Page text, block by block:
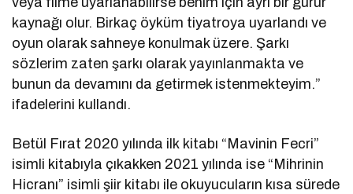
kaynağı olur. Birkaç öyküm tiyatroya uyarlandı ve
oyun olarak sahneye konulmak üzere. Şarkı
sözlerim zaten şarkı olarak yayınlanmakta ve
bunun da devamını da getirmek istenmekteyim.”
ifadelerini kullandı.
Betül Fırat 2020 yılında ilk kitabı “Mavinin Fecri”
isimli kitabıyla çıkakken 2021 yılında ise “Mihrinin
Hicranı” isimli şiir kitabı ile okuyucuların kısa sürede